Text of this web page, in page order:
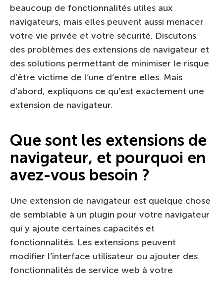
beaucoup de fonctionnalités utiles aux
navigateurs, mais elles peuvent aussi menacer
votre vie privée et votre sécurité. Discutons
des problèmes des extensions de navigateur et
des solutions permettant de minimiser le risque
d’être victime de l’une d’entre elles. Mais
d’abord, expliquons ce qu’est exactement une
extension de navigateur.
Que sont les extensions de
navigateur, et pourquoi en
avez-vous besoin ?
Une extension de navigateur est quelque chose
de semblable à un plugin pour votre navigateur
qui y ajoute certaines capacités et
fonctionnalités. Les extensions peuvent
modifier l’interface utilisateur ou ajouter des
fonctionnalités de service web à votre